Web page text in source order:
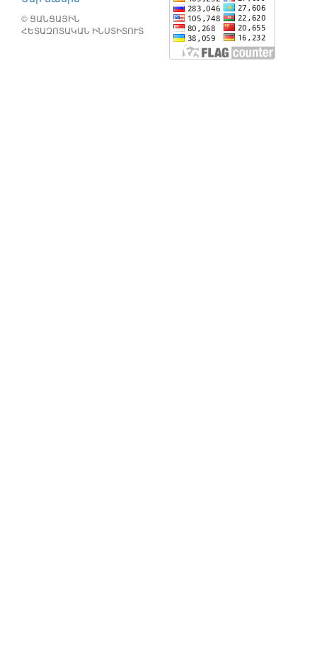
© ՑԱՆՑԱՅԻՆ
ՀԵՏԱԶՈՏԱԿԱՆ ԻՆՍՏԻՏՈՒՏ